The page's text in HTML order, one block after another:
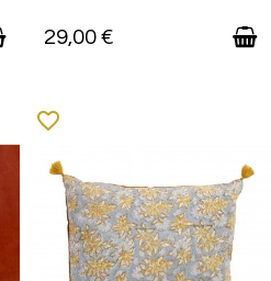
29,00 €
favorite_border